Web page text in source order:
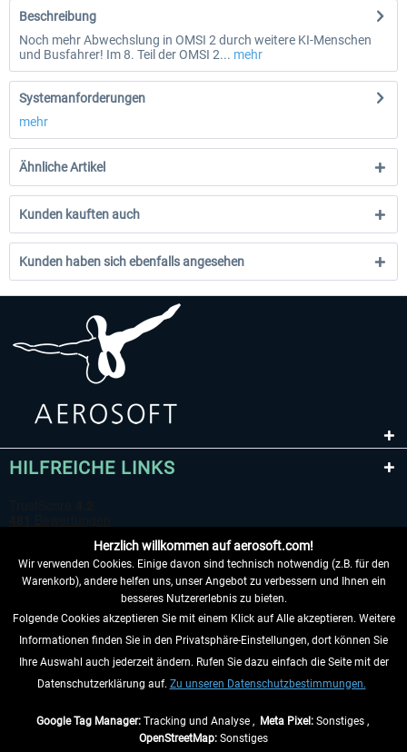
Beschreibung
Noch mehr Abwechslung in OMSI 2 durch weitere KI-Menschen
und Busfahrer! Im 8. Teil der OMSI 2... mehr
Systemanforderungen
mehr
Ähnliche Artikel
Kunden kauften auch
Kunden haben sich ebenfalls angesehen
HILFREICHE LINKS
VERTRAG WIDERRUFEN
INFORMATIONEN
Herzlich willkommen auf aerosoft.com!
Wir verwenden Cookies. Einige davon sind technisch notwendig (z.B. für den
Warenkorb), andere helfen uns, unser Angebot zu verbessern und Ihnen ein
besseres Nutzererlebnis zu bieten.
Folgende Cookies akzeptieren Sie mit einem Klick auf Alle akzeptieren. Weitere
Informationen finden Sie in den Privatsphäre-Einstellungen, dort können Sie
Ihre Auswahl auch jederzeit ändern. Rufen Sie dazu einfach die Seite mit der
Datenschutzerklärung auf. Zu unseren Datenschutzbestimmungen.
Google Tag Manager:Tracking und Analyse , Meta Pixel:Sonstiges ,
OpenStreetMap: Sonstiges